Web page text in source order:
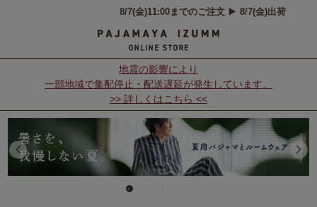
地震の影響により
一部地域で集配停止・配送遅延が発生しています。
>> 詳しくはこちら <<